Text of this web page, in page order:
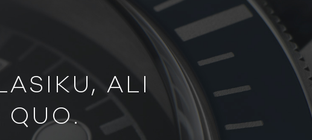
ALI
QUO.